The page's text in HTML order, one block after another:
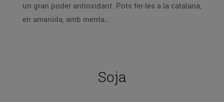
un gran poder antioxidant. Pots fer-les a la catalana,
en amanida, amb menta…
Soja